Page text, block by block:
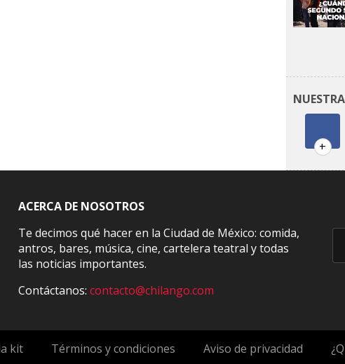
+
ACERCA DE NOSOTROS
Te decimos qué hacer en la Ciudad de México: comida,
antros, bares, música, cine, cartelera teatral y todas
las noticias importantes.
Contáctanos:contacto@chilango.com
kit Términos y condiciones Aviso de privacidad